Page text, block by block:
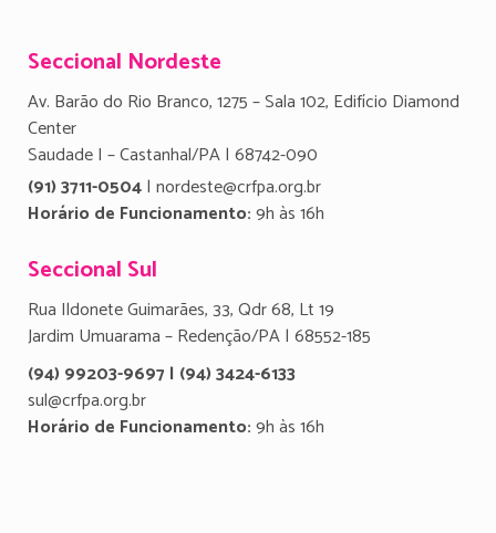
Seccional Nordeste
Av. Barão do Rio Branco, 1275 – Sala 102, Edifício Diamond
Center
Saudade I – Castanhal/PA | 68742-090
(91) 3711-0504| nordeste@crfpa.org.br
Horário de Funcionamento:9h às 16h
Seccional Sul
Rua Ildonete Guimarães, 33, Qdr 68, Lt 19
Jardim Umuarama – Redenção/PA | 68552-185
(94) 99203-9697 | (94) 3424-6133
sul@crfpa.org.br
Horário de Funcionamento:9h às 16h